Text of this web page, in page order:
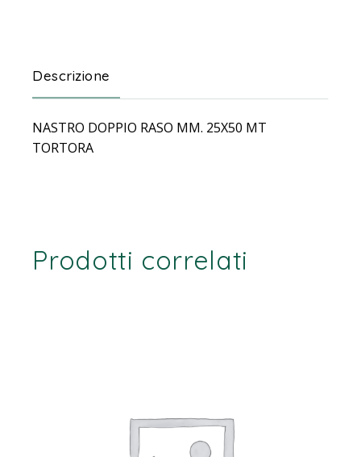
Descrizione
NASTRO DOPPIO RASO MM. 25X50 MT
TORTORA
Prodotti correlati